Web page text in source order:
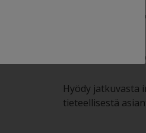
Hyödy jatkuvasta
tieteellisestä